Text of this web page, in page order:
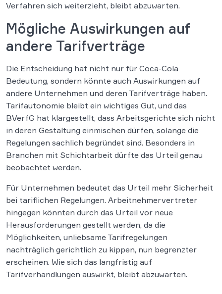
Verfahren sich weiterzieht, bleibt abzuwarten.
Mögliche Auswirkungen auf
andere Tarifverträge
Die Entscheidung hat nicht nur für Coca-Cola
Bedeutung, sondern könnte auch Auswirkungen auf
andere Unternehmen und deren Tarifverträge haben.
Tarifautonomie bleibt ein wichtiges Gut, und das
BVerfG hat klargestellt, dass Arbeitsgerichte sich nicht
in deren Gestaltung einmischen dürfen, solange die
Regelungen sachlich begründet sind. Besonders in
Branchen mit Schichtarbeit dürfte das Urteil genau
beobachtet werden.
Für Unternehmen bedeutet das Urteil mehr Sicherheit
bei tariflichen Regelungen. Arbeitnehmervertreter
hingegen könnten durch das Urteil vor neue
Herausforderungen gestellt werden, da die
Möglichkeiten, unliebsame Tarifregelungen
nachträglich gerichtlich zu kippen, nun begrenzter
erscheinen. Wie sich das langfristig auf
Tarifverhandlungen auswirkt, bleibt abzuwarten.